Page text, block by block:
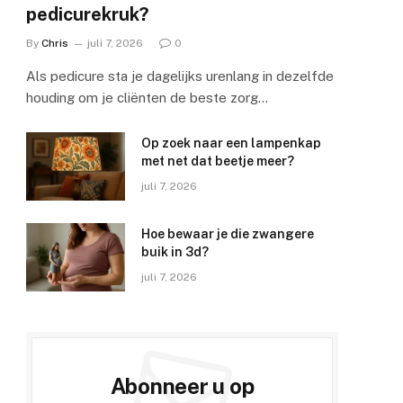
pedicurekruk?
By Chris juli 7, 2026 0
Als pedicure sta je dagelijks urenlang in dezelfde
houding om je cliënten de beste zorg…
Op zoek naar een lampenkap
met net dat beetje meer?
juli 7, 2026
Hoe bewaar je die zwangere
buik in 3d?
juli 7, 2026
Abonneer u op